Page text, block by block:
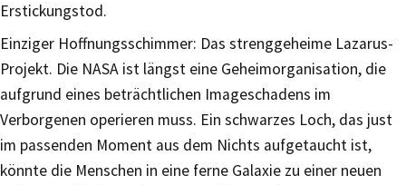
Erstickungstod.
Einziger Hoffnungsschimmer: Das strenggeheime Lazarus-
Projekt. Die NASA ist längst eine Geheimorganisation, die
aufgrund eines beträchtlichen Imageschadens im
Verborgenen operieren muss. Ein schwarzes Loch, das just
im passenden Moment aus dem Nichts aufgetaucht ist,
könnte die Menschen in eine ferne Galaxie zu einer neuen